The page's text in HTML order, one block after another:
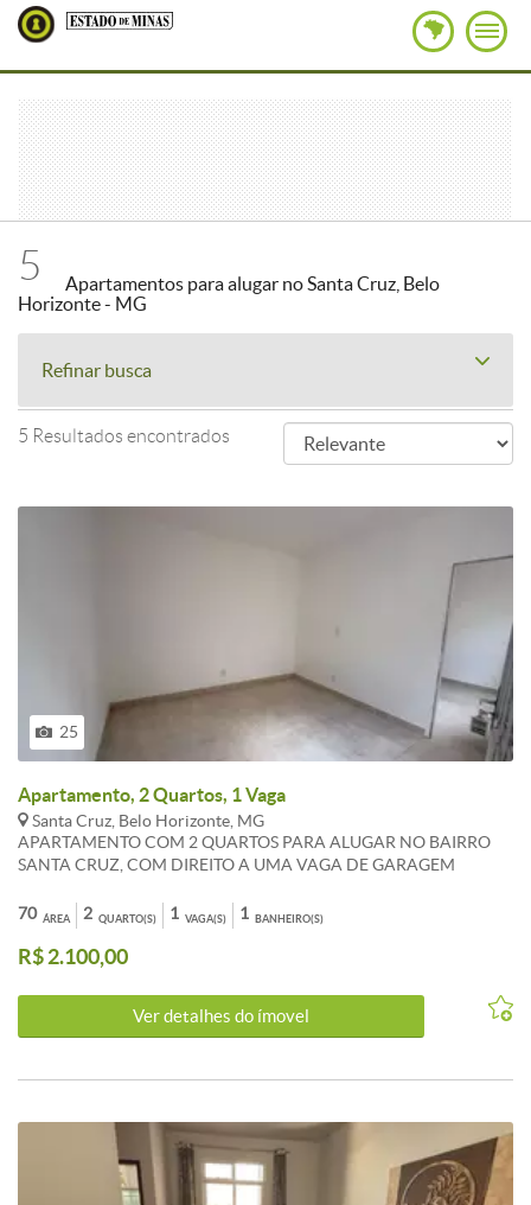
5
Apartamentos para alugar no Santa Cruz, Belo
Horizonte - MG
Refinar busca
5 Resultados encontrados
25
Apartamento, 2 Quartos, 1 Vaga
Santa Cruz, Belo Horizonte, MG
APARTAMENTO COM 2 QUARTOS PARA ALUGAR NO BAIRRO
SANTA CRUZ, COM DIREITO A UMA VAGA DE GARAGEM
ALUMINÍO, JANELAS EM ALUMINIO, PORTAS INTERNAS NOVAS,
COM 2 QUARTOS COM PISO EM PORCELANATO, TETO
REBAIXADO, ILUMINAÇÃO EMBUTIDA, SALA COM PISO EM
EMBUTIDA, COZINHA PIA INOX, BANHEIRO TODO REVESTIDO
EM PORCELANATO, ÁREA DE SERVIÇO COBERTA, COM
ÁREA
70 QUARTO(S)
2 VAGA(S)
1 BANHEIRO(S)
1
R$ 2.100,00
Ver detalhes do ímovel